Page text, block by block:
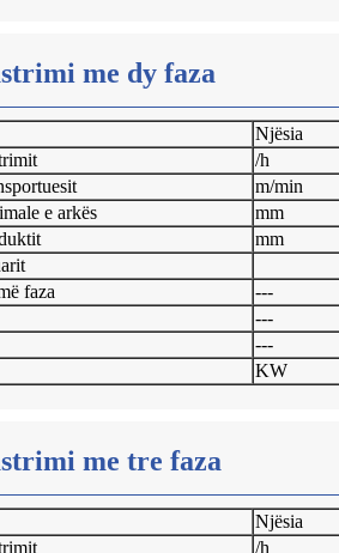
me dy faza
Njësia
/h
m/min
e arkës
mm
mm
faza
---
---
---
KW
me tre faza
Njësia
/h